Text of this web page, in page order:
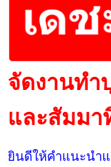
จัดงานท
และสัมมา
ยินดีให้คำแนะนำ